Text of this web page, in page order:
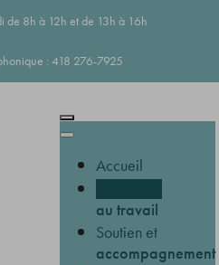
de 8h à 12h et de 13h à 16h
: 418 276-7925
Accueil
au travail
Soutien et
accompagnement